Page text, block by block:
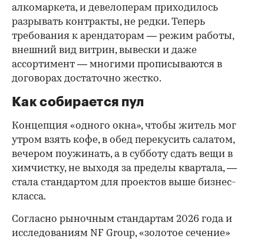
алкомаркета, и девелоперам приходилось
разрывать контракты, не редки. Теперь
требования к арендаторам — режим работы,
внешний вид витрин, вывески и даже
ассортимент — многими прописываются в
договорах достаточно жестко.
Как собирается пул
Концепция «одного окна», чтобы житель мог
утром взять кофе, в обед перекусить салатом,
вечером поужинать, а в субботу сдать вещи в
химчистку, не выходя за пределы квартала, —
стала стандартом для проектов выше бизнес-
класса.
Согласно рыночным стандартам 2026 года и
исследованиям NF Group, «золотое сечение»